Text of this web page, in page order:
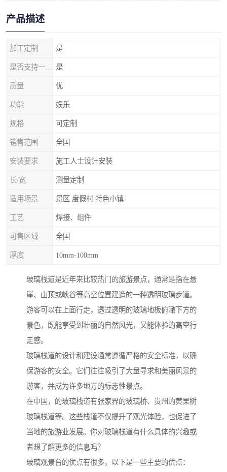
产品描述
加工定制 是
是
质量 优
功能 娱乐
规格 可定制
销售范围 全国
安装要求 施工人士设计安装
长/宽 测量定制
适用场景 景区 度假村 特色小镇
工艺 焊接、组件
可售区域 全国
厚度 10mm-100mm
玻璃栈道是近年来比较热门的旅游景点，通常是指在悬
崖、山顶或峡谷等高空位置建造的一种透明玻璃步道。
游客可以在上面行走，透过透明的玻璃地板俯瞰下方的
景色，既能享受到壮丽的自然风光，又能体验的高空行
走感。
玻璃栈道的设计和建设通常遵循严格的安全标准，以确
保游客的安全。它们往往吸引了大量寻求和美丽风景的
游客，并成为许多地方的标志性景点。
在中国，的玻璃栈道有张家界的玻璃桥、贵州的黄果树
玻璃栈道等。这些栈道不仅提升了观光体验，也促进了
当地的旅游业发展。你对玻璃栈道有什么具体的兴趣或
者想了解更多的信息吗？
玻璃观景台的优点有很多，以下是一些主要的优点：